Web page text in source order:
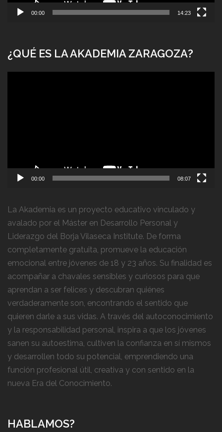
00:00 14:23
¿QUÉ ES LA AKADEMIA ZARAGOZA?
00:00 08:07
La Akademia es un proyecto educativo vinculado y
avalado por el Máster en Desarrollo Personal y
Liderazgo del Borja Vilaseca Institute. De forma
completamente gratuita, promueve la educación
emocional entre jóvenes de 18 y 23 años. Su finalidad es
acompañar a chavales sensibles y curiosos para que
aprendan a ser felices y descubran quiénes
verdaderamente son, encontrando el sentido que
quieren darle a sus vidas. A través del autoconocimiento
y la responsabilidad personal, inspira a que los jóvenes
sanen su autoestima, cultiven la confianza en sí mismos
y desarrollen todo su potencial, emprendiendo una
función profesional útil, creativa y con sentido en la
nueva Era del Conocimiento.
HABLAMOS?